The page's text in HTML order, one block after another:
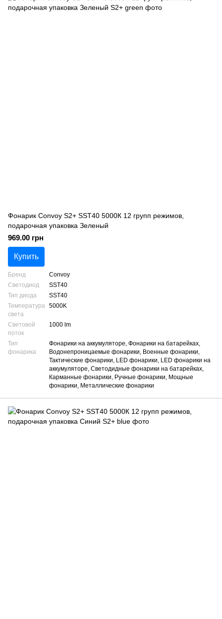
Фонарик Convoy S2+ SST40 5000К 12 групп режимов,
подарочная упаковка Зеленый
969.00 грн
Купить
Бренд
Convoy
Светодиод
SST40
Тип диода
SST40
Температура
света
5000K
Световой
поток
1000 lm
Тип
фонарика
Фонарики на аккумуляторе, Фонарики на батарейках,
Водонепроницаемые фонарики, Военные фонарики,
Тактические фонарики, LED фонарики, LED фонарики на
аккумуляторе, Светодидные фонарики на батарейках,
Карманные фонарики, Ручные фонарики, Мощные
фонарики, Металлические фонарики